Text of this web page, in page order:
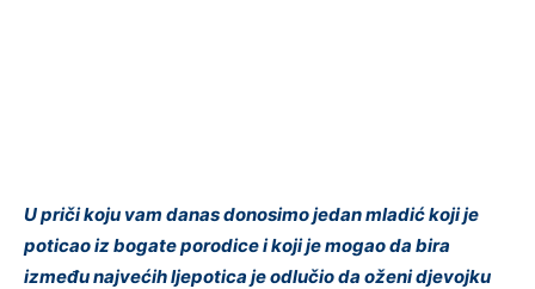
U priči koju vam danas donosimo jedan mladić koji je
poticao iz bogate porodice i koji je mogao da bira
između najvećih ljepotica je odlučio da oženi djevojku